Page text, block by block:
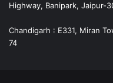
Highway, Banipark, Jaipur-
Chandigarh : E331, Miran
74